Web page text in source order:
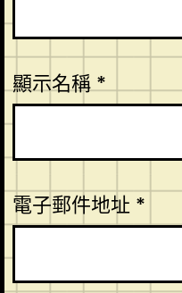
顯示名稱*
電子郵件地址 *